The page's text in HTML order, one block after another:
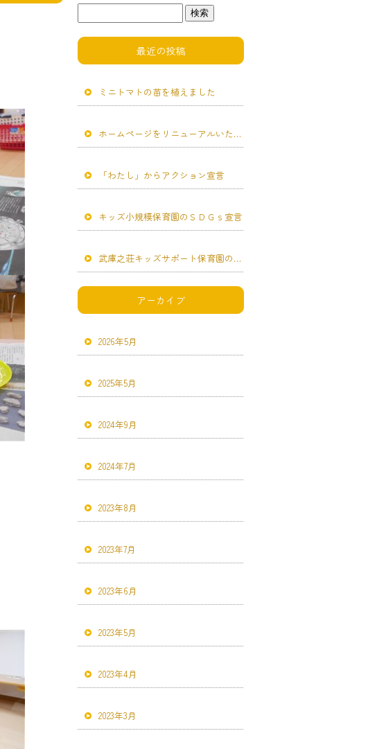
最近の投稿
ミニトマトの苗を植えました
ホームページをリニューアルいたしました。
「わたし」からアクション宣言
キッズ小規模保育園のＳＤＧｓ宣言
武庫之荘キッズサポート保育園のＳＤＧｓ宣言
アーカイブ
2026年5月
2025年5月
2024年9月
2024年7月
2023年8月
2023年7月
2023年6月
2023年5月
2023年4月
2023年3月